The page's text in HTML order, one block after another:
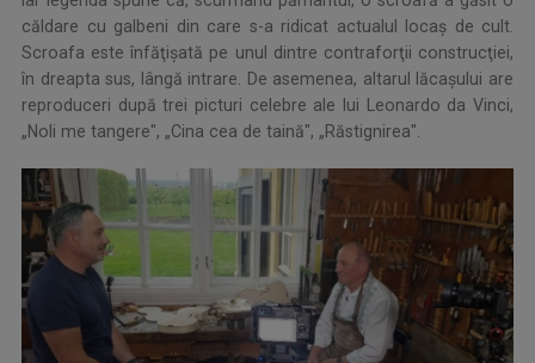
căldare cu galbeni din care s-a ridicat actualul locaş de cult.
Scroafa este înfăţişată pe unul dintre contraforţii construcţiei,
în dreapta sus, lângă intrare. De asemenea, altarul lăcaşului are
reproduceri după trei picturi celebre ale lui Leonardo da Vinci,
„Noli me tangere", „Cina cea de taină", „Răstignirea".